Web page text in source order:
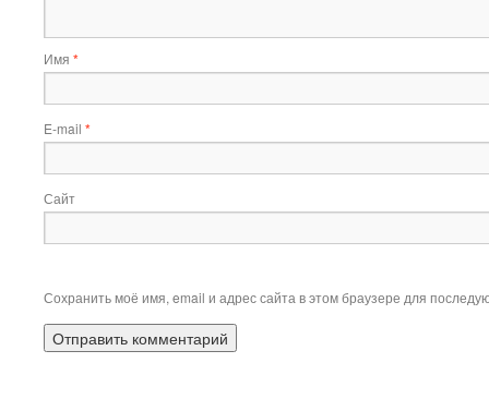
Имя *
E-mail *
Сайт
Сохранить моё имя, email и адрес сайта в этом браузере для